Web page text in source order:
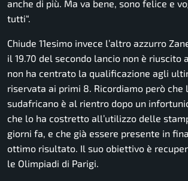
anche di più. Ma va bene, sono felice e
tutti“.
Chiude 11esimo invece l’altro azzurro
il 19.70 del secondo lancio non è riuscito
non ha centrato la qualificazione agli
riservata ai primi 8. Ricordiamo però che
sudafricano è al rientro dopo un
che lo ha costretto all’utilizzo delle
giorni fa, e che già essere presente in
ottimo risultato. Il suo obiettivo è
le Olimpiadi di Parigi.